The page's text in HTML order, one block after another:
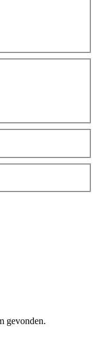
gevonden.